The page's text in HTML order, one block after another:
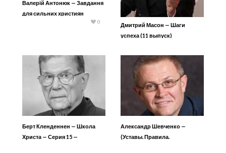
Валерій Антонюк — Завдання
для сильних християн
0
Дмитрий Масон — Шаги
успеха (11 выпуск)
Берт Кленденнен — Школа
Христа — Серия 15 —
Александр Шевченко —
(Уставы. Правила.